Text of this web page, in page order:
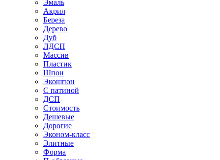
Эмаль
Акрил
Береза
Дерево
Дуб
ЛДСП
Массив
Пластик
Шпон
Экошпон
С патиной
ДСП
Стоимость
Дешевые
Дорогие
Эконом-класс
Элитные
Форма